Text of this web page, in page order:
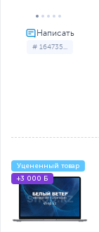
# 164735...
Уцененный товар
+3 000 Б